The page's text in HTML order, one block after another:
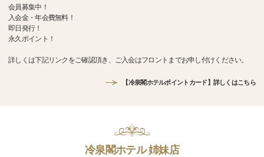
会員募集中！
入会金・年会費無料！
即日発行！
永久ポイント！
詳しくは下記リンクをご確認頂き、ご入会はフロントまでお申し付けください。
【冷泉閣ホテルポイントカード】詳しくはこちら
冷泉閣ホテル 姉妹店